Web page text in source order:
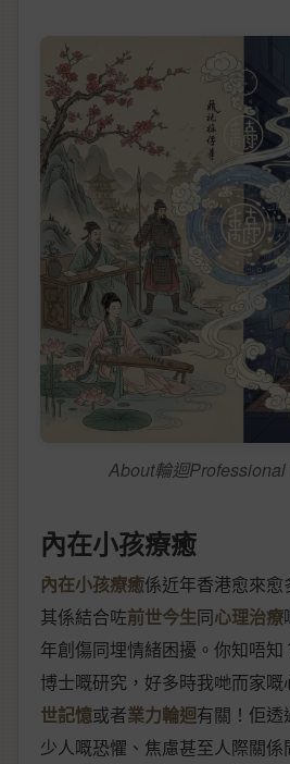
About輪迴
內在小孩療癒
內在小孩療癒係近年香港愈來
其係結合咗前世今生同心理治療
年創傷同埋情緒困擾。你知唔知
博士嘅研究，好多時我哋而家
世記憶或者業力輪迴有關！佢透
少人嘅恐懼、焦慮甚至人際關